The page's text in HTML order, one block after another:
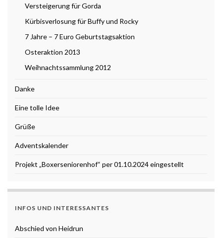
Versteigerung für Gorda
Kürbisverlosung für Buffy und Rocky
7 Jahre – 7 Euro Geburtstagsaktion
Osteraktion 2013
Weihnachtssammlung 2012
Danke
Eine tolle Idee
Grüße
Adventskalender
Projekt „Boxerseniorenhof“ per 01.10.2024 eingestellt
INFOS UND INTERESSANTES
Abschied von Heidrun